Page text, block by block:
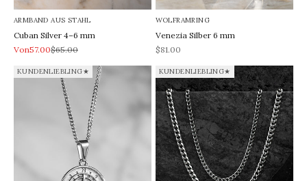
ARMBAND AUS STAHL
Cuban Silver 4–6 mm
REA-pris
Von57.00Pris
$65.00
WOLFRAMRING
Venezia Silber 6 mm
REA-pris
$81.00
KUNDENLIEBLING★ KUNDENLIEBLING★